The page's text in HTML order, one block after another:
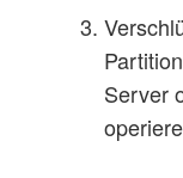
Server